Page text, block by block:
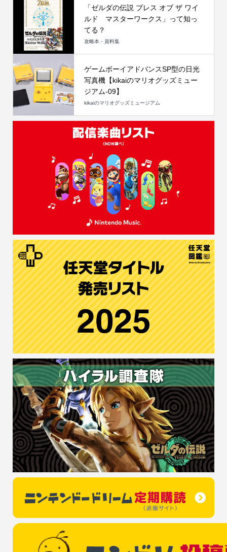
「ゼルダの伝説 ブレス オブ ザ ワイ
ルド マスターワークス」って知っ
てる？
攻略本・資料集
ゲームボーイアドバンスSP型の日光
写真機【kikaiのマリオグッズミュー
ジアム-09】
kikaiのマリオグッズミュージアム